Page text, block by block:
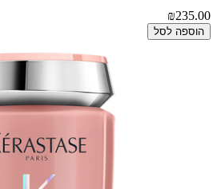
₪235.00
הוספה לסל